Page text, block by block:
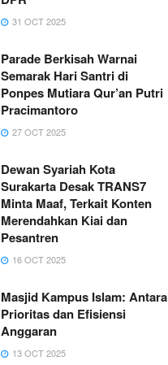
31 OCT 2025
Parade Berkisah Warnai
Semarak Hari Santri di
Ponpes Mutiara Qur’an Putri
Pracimantoro
27 OCT 2025
Dewan Syariah Kota
Surakarta Desak TRANS7
Minta Maaf, Terkait Konten
Merendahkan Kiai dan
Pesantren
16 OCT 2025
Masjid Kampus Islam: Antara
Prioritas dan Efisiensi
Anggaran
13 OCT 2025